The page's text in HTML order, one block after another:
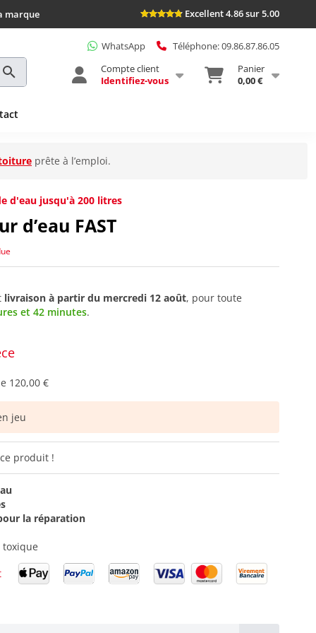
marque Excellent 4.86 sur 5.00
WhatsApp
Téléphone: 09.86.87.86.05
Compte client
Identifiez-vous
Panier
0,00 €
prête à l’emploi.
d'eau jusqu'à 200 litres
d’eau FAST
livraison à partir du mercredi 12 août, pour toute
et 42 minutes.
120,00 €
jeu
produit !
la réparation